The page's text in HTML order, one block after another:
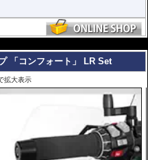
「コンフォート」 LR Set
拡大表示